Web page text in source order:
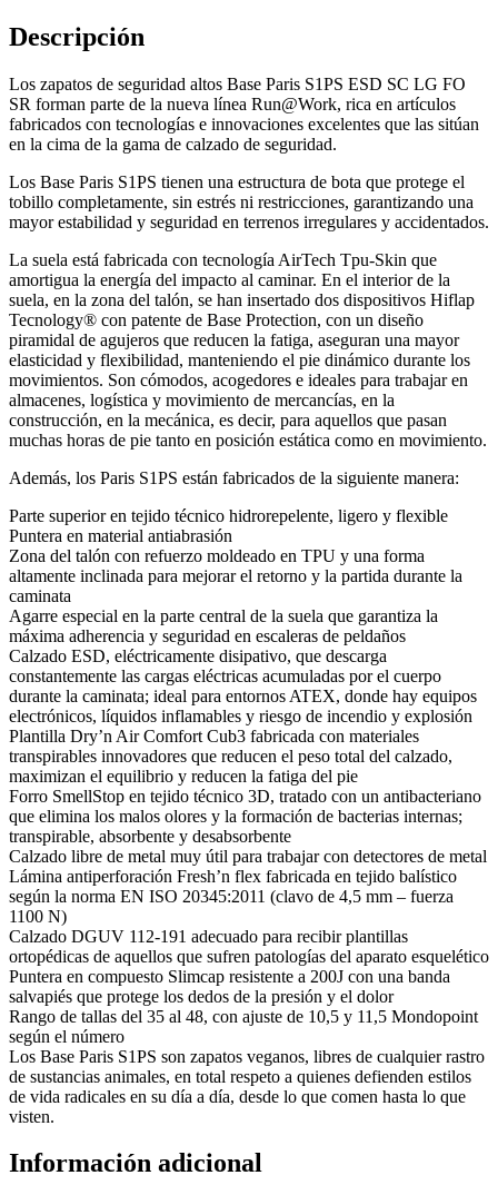
Descripción
Los zapatos de seguridad altos Base Paris S1PS ESD SC LG FO
SR forman parte de la nueva línea Run@Work, rica en artículos
fabricados con tecnologías e innovaciones excelentes que las sitúan
en la cima de la gama de calzado de seguridad.
Los Base Paris S1PS tienen una estructura de bota que protege el
tobillo completamente, sin estrés ni restricciones, garantizando una
mayor estabilidad y seguridad en terrenos irregulares y accidentados.
La suela está fabricada con tecnología AirTech Tpu-Skin que
amortigua la energía del impacto al caminar. En el interior de la
suela, en la zona del talón, se han insertado dos dispositivos Hiflap
Tecnology® con patente de Base Protection, con un diseño
piramidal de agujeros que reducen la fatiga, aseguran una mayor
elasticidad y flexibilidad, manteniendo el pie dinámico durante los
movimientos. Son cómodos, acogedores e ideales para trabajar en
almacenes, logística y movimiento de mercancías, en la
construcción, en la mecánica, es decir, para aquellos que pasan
muchas horas de pie tanto en posición estática como en movimiento.
Además, los Paris S1PS están fabricados de la siguiente manera:
Parte superior en tejido técnico hidrorepelente, ligero y flexible
Puntera en material antiabrasión
Zona del talón con refuerzo moldeado en TPU y una forma
altamente inclinada para mejorar el retorno y la partida durante la
caminata
Agarre especial en la parte central de la suela que garantiza la
máxima adherencia y seguridad en escaleras de peldaños
Calzado ESD, eléctricamente disipativo, que descarga
constantemente las cargas eléctricas acumuladas por el cuerpo
durante la caminata; ideal para entornos ATEX, donde hay equipos
electrónicos, líquidos inflamables y riesgo de incendio y explosión
Plantilla Dry’n Air Comfort Cub3 fabricada con materiales
transpirables innovadores que reducen el peso total del calzado,
maximizan el equilibrio y reducen la fatiga del pie
Forro SmellStop en tejido técnico 3D, tratado con un antibacteriano
que elimina los malos olores y la formación de bacterias internas;
transpirable, absorbente y desabsorbente
Calzado libre de metal muy útil para trabajar con detectores de metal
Lámina antiperforación Fresh’n flex fabricada en tejido balístico
según la norma EN ISO 20345:2011 (clavo de 4,5 mm – fuerza
1100 N)
Calzado DGUV 112-191 adecuado para recibir plantillas
ortopédicas de aquellos que sufren patologías del aparato esquelético
Puntera en compuesto Slimcap resistente a 200J con una banda
salvapiés que protege los dedos de la presión y el dolor
Rango de tallas del 35 al 48, con ajuste de 10,5 y 11,5 Mondopoint
según el número
Los Base Paris S1PS son zapatos veganos, libres de cualquier rastro
de sustancias animales, en total respeto a quienes defienden estilos
de vida radicales en su día a día, desde lo que comen hasta lo que
visten.
Información adicional